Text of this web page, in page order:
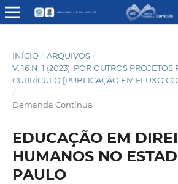
INÍCIO / ARQUIVOS /
V. 16 N. 1 (2023): POR OUTROS PROJETOS
CURRÍCULO [PUBLICAÇÃO EM FLUXO
/
Demanda Contínua
EDUCAÇÃO EM
HUMANOS NO
PAULO